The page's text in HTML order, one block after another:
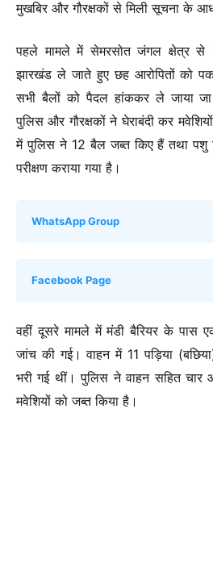
मुखबिर और गौरक्षकों से मिली सूचना के
पहले मामले में सेमरसोत जंगल क्षेत्र
झारखंड ले जाते हुए छह आरोपितों को
सभी बैलों को पैदल हांककर ले जाया
पुलिस और गौरक्षकों ने घेराबंदी कर
में पुलिस ने 12 बैल जब्त किए हैं तथा पशु
परीक्षण कराया गया है।
WhatsApp Group
Facebook Page
वहीं दूसरे मामले में मंडी बैरियर के पास
जांच की गई। वाहन में 11 पड़िया
भरी गई थीं। पुलिस ने वाहन सहित चार
मवेशियों को जब्त किया है।